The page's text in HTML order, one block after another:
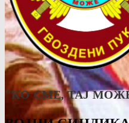
"КО СМЕ, ТАJ